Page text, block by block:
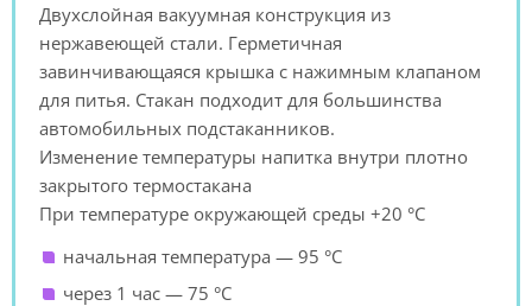
Двухслойная вакуумная конструкция из
нержавеющей стали. Герметичная
завинчивающаяся крышка с нажимным клапаном
для питья. Стакан подходит для большинства
автомобильных подстаканников.
Изменение температуры напитка внутри плотно
закрытого термостакана
При температуре окружающей среды +20 °С
начальная температура — 95 °С
через 1 час — 75 °С